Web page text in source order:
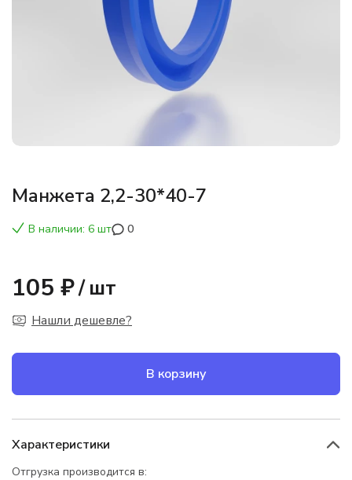
Манжета 2,2-30*40-7
В наличии: 6 шт 0
105 ₽/ шт
Нашли дешевле?
В корзину
Характеристики
Отгрузка производится в: